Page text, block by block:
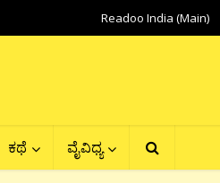
Readoo India (Main)
ಕಥೆ ವೈವಿಧ್ಯ